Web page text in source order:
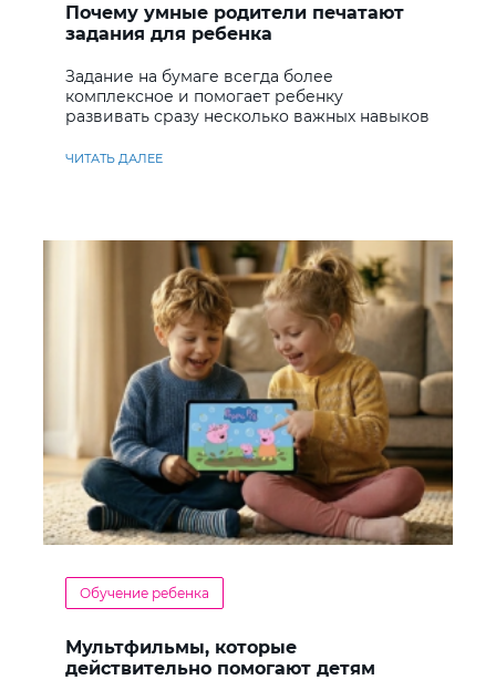
Почему умные родители печатают
задания для ребенка
Задание на бумаге всегда более
комплексное и помогает ребенку
развивать сразу несколько важных навыков
ЧИТАТЬ ДАЛЕЕ
Обучение ребенка
Мультфильмы, которые
действительно помогают детям